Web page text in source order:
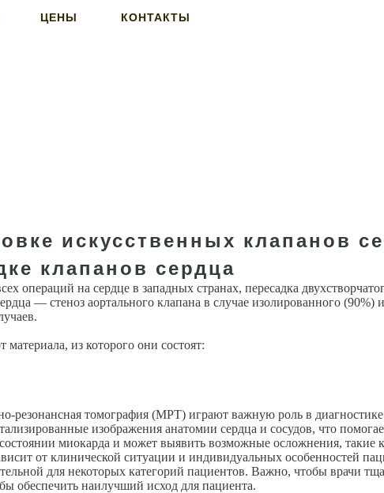
ЦЕНЫ КОНТАКТЫ
искусственных клапанов
клапанов сердца
операций на сердце в западных странах, пересадка
— стеноз аортального клапана в случае изолированного
из которого они состоят:
резонансная томография (МРТ) играют важную роль в
изображения анатомии сердца и сосудов, что
миокарда и может выявить возможные осложнения, такие
от клинической ситуации и индивидуальных особенностей
для некоторых категорий пациентов. Важно, чтобы врачи
обеспечить наилучший исход для пациента.